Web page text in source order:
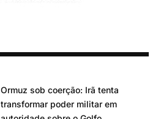
Ormuz sob coerção: Irã tenta
transformar poder militar em